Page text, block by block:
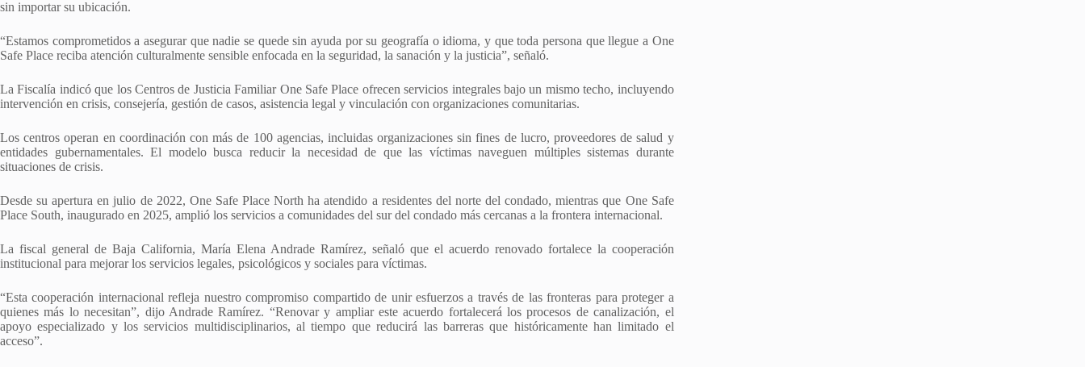
sin importar su ubicación.
“Estamos comprometidos a asegurar que nadie se quede sin ayuda por su geografía o idioma, y que toda persona que llegue a One
Safe Place reciba atención culturalmente sensible enfocada en la seguridad, la sanación y la justicia”, señaló.
La Fiscalía indicó que los Centros de Justicia Familiar One Safe Place ofrecen servicios integrales bajo un mismo techo, incluyendo
intervención en crisis, consejería, gestión de casos, asistencia legal y vinculación con organizaciones comunitarias.
Los centros operan en coordinación con más de 100 agencias, incluidas organizaciones sin fines de lucro, proveedores de salud y
entidades gubernamentales. El modelo busca reducir la necesidad de que las víctimas naveguen múltiples sistemas durante
situaciones de crisis.
Desde su apertura en julio de 2022, One Safe Place North ha atendido a residentes del norte del condado, mientras que One Safe
Place South, inaugurado en 2025, amplió los servicios a comunidades del sur del condado más cercanas a la frontera internacional.
La fiscal general de Baja California, María Elena Andrade Ramírez, señaló que el acuerdo renovado fortalece la cooperación
institucional para mejorar los servicios legales, psicológicos y sociales para víctimas.
“Esta cooperación internacional refleja nuestro compromiso compartido de unir esfuerzos a través de las fronteras para proteger a
quienes más lo necesitan”, dijo Andrade Ramírez. “Renovar y ampliar este acuerdo fortalecerá los procesos de canalización, el
apoyo especializado y los servicios multidisciplinarios, al tiempo que reducirá las barreras que históricamente han limitado el
acceso”.